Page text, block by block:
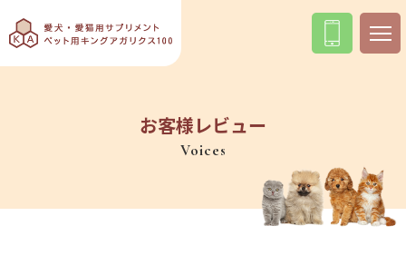
お客様レビュー
Voices